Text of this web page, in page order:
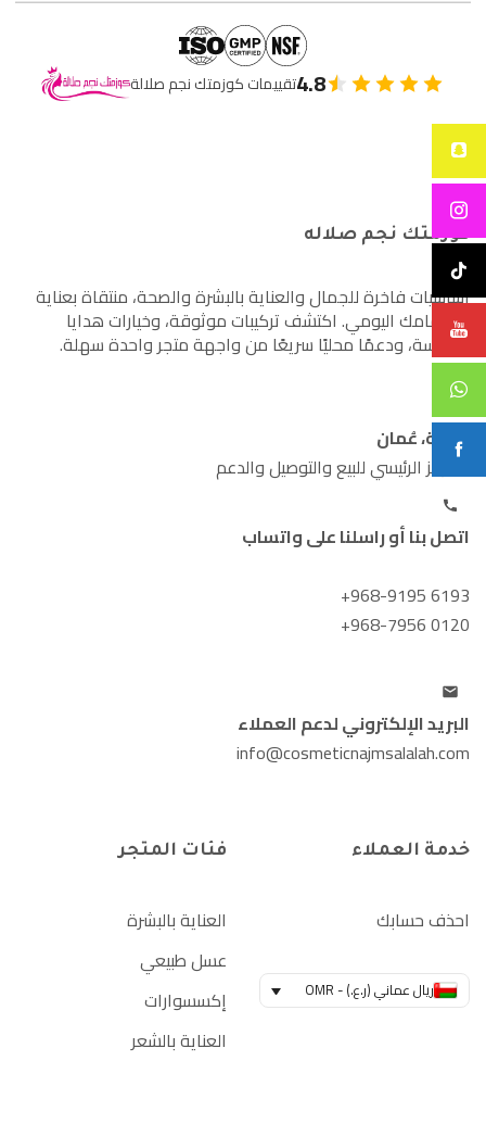
4.8تقييمات كوزمتك نجم صلالة
كوزمتك نجم صلاله
أساسيات فاخرة للجمال والعناية بالبشرة والصحة، منتقاة بعناية
لاهتمامك اليومي. اكتشف تركيبات موثوقة، وخيارات هدايا
مدروسة، ودعمًا محليًا سريعًا من واجهة متجر واحدة سهلة.
صلالة، عُمان
المركز الرئيسي للبيع والتوصيل والدعم
اتصل بنا أو راسلنا على واتساب
+968-9195 6193
+968-7956 0120
البريد الإلكتروني لدعم العملاء
info@cosmeticnajmsalalah.com
خدمة العملاء
احذف حسابك
ريال عماني (ر.ع.) - OMR
فئات المتجر
العناية بالبشرة
عسل طبيعي
إكسسوارات
العناية بالشعر